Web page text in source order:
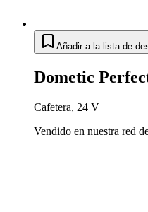
Añadir a la lista de
Dometic
Cafetera, 24 V
Vendido en nuestra red